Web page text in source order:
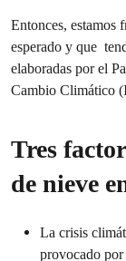
Entonces, estamos
esperado y que
elaboradas por el
Cambio Climático
Tres
de nieve
La crisis
provocado